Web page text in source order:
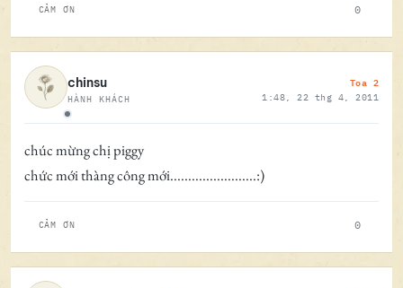
CẢM ƠN 0
Ngoại tuyến
chinsu
HÀNH KHÁCH
Toa 2
1:48, 22 thg 4, 2011
chúc mừng chị piggy
chức mới thàng công mới........................:)
CẢM ƠN 0